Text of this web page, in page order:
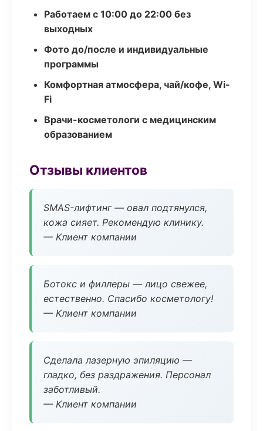
Работаем с 10:00 до 22:00 без
выходных
Фото до/после и индивидуальные
программы
Комфортная атмосфера, чай/кофе, Wi-
Fi
Врачи-косметологи с медицинским
образованием
Отзывы клиентов
SMAS-лифтинг — овал подтянулся,
кожа сияет. Рекомендую клинику.
— Клиент компании
Ботокс и филлеры — лицо свежее,
естественно. Спасибо косметологу!
— Клиент компании
Сделала лазерную эпиляцию —
гладко, без раздражения. Персонал
заботливый.
— Клиент компании